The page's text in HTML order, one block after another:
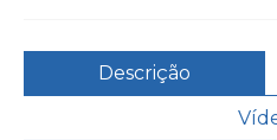
Descrição